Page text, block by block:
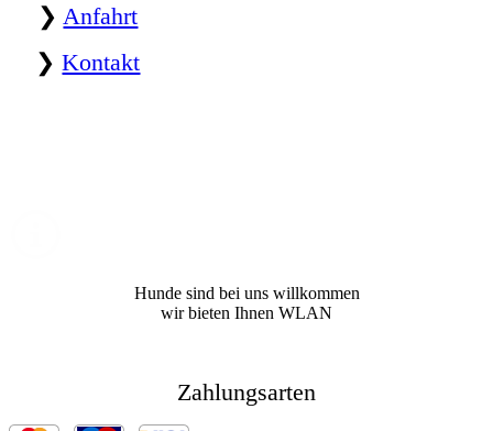
❯ Anfahrt
❯Kontakt
Hunde sind bei uns willkommen
wir bieten Ihnen WLAN
Zahlungsarten